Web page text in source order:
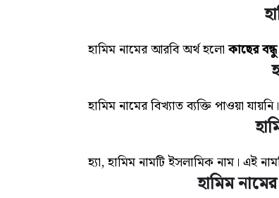
হামিম নামের আরবি অর্থ হলোকাছের
হামিম নামের বিখ্যাত ব্যক্তি পাওয়া যায়নি।
হ্যা, হামিম নামটি ইসলামিক নাম। এই
হামিম